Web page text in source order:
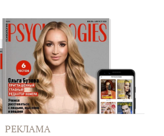
РЕКЛАМА